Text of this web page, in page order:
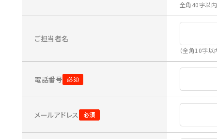
全角40字以内
ご担当者名
（全角10字以
電話番号
メールアドレス